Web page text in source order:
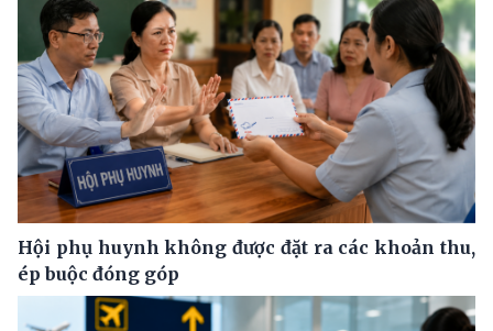
Hội phụ huynh không được đặt ra các khoản thu,
ép buộc đóng góp